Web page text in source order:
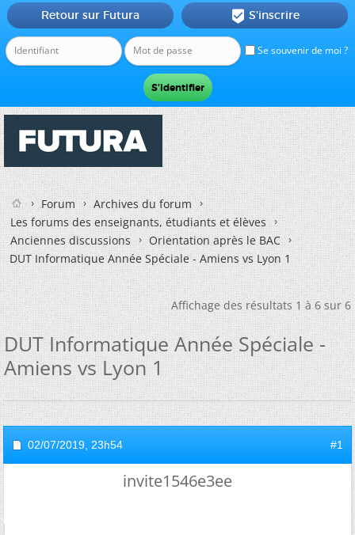
Se souvenir de moi ?
Retour sur Futura  S'inscrire
Forum
Archives du forum
Les forums des enseignants, étudiants et élèves
Anciennes discussions
Orientation après le BAC
DUT Informatique Année Spéciale - Amiens vs Lyon 1
Affichage des résultats 1 à 6 sur 6
DUT Informatique Année Spéciale -
Amiens vs Lyon 1
02/07/2019, 23h54 #1
invite1546e3ee